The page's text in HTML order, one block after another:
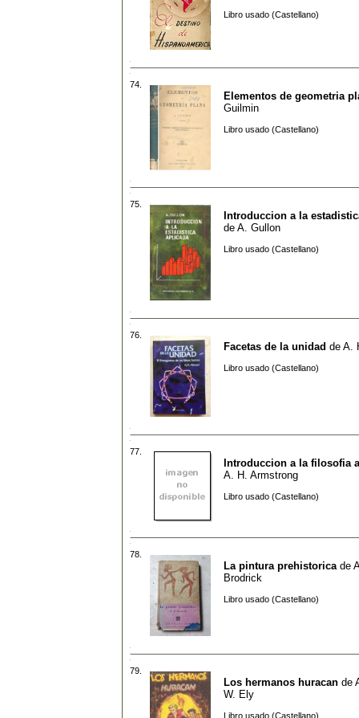
Libro usado (Castellano)
74.
Elementos de geometria
Guilmin
Libro usado (Castellano)
75.
Introduccion a la
de A. Gullon
Libro usado (Castellano)
76.
Facetas de la unidad de A.
Libro usado (Castellano)
77.
Introduccion a la filosofia
A. H. Armstrong
Libro usado (Castellano)
78.
La pintura prehistorica de
Brodrick
Libro usado (Castellano)
79.
Los hermanos huracan de
W. Ely
Libro usado (Castellano)